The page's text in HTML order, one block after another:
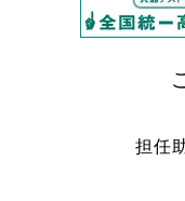
担任